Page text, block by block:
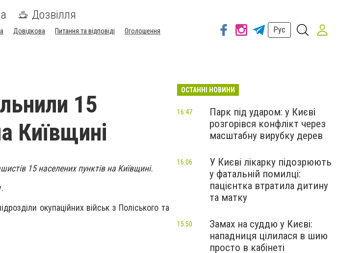
Дозвілля
Довідкова Питання та відповіді
Оголошення
Рус
15
Київщині
15 населених пунктів на Київщині.
окупаційних військ з Поліського та
ОСТАННІ НОВИНИ
Парк під ударом: у Києві
розгорівся конфлікт через
масштабну вирубку дерев
16:47
У Києві лікарку підозрюють
у фатальній помилці:
пацієнтка втратила дитину
та матку
16:06
Замах на суддю у Києві:
нападниця цілилася в шию
просто в кабінеті
15:50